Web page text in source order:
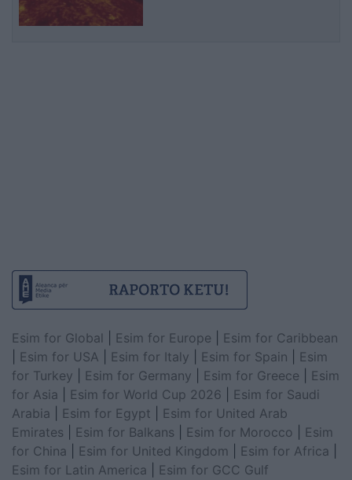
Esim for Global Esim for Europe
Esim for Caribbean
Esim for USA Esim for Italy Esim for Spain
Esim
for Turkey
Esim for Germany Esim for Greece
Esim
for Asia
Esim for World Cup 2026
Esim for Saudi
Arabia
Esim for Egypt
Esim for United Arab
Emirates
Esim for Balkans Esim for Morocco
Esim
for China
Esim for United Kingdom Esim for Africa
Esim for Latin America
Esim for GCC Gulf